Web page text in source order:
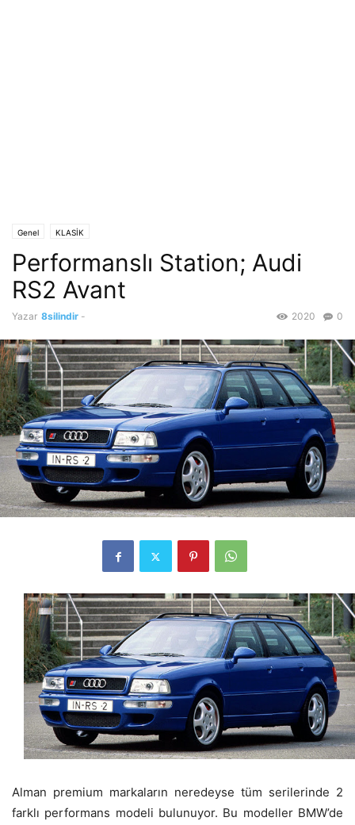
Genel KLASİK
Performanslı Station; Audi
RS2 Avant
Yazar 8silindir - 0
2020
Alman premium markaların neredeyse tüm serilerinde 2
farklı performans modeli bulunuyor. Bu modeller BMW’de